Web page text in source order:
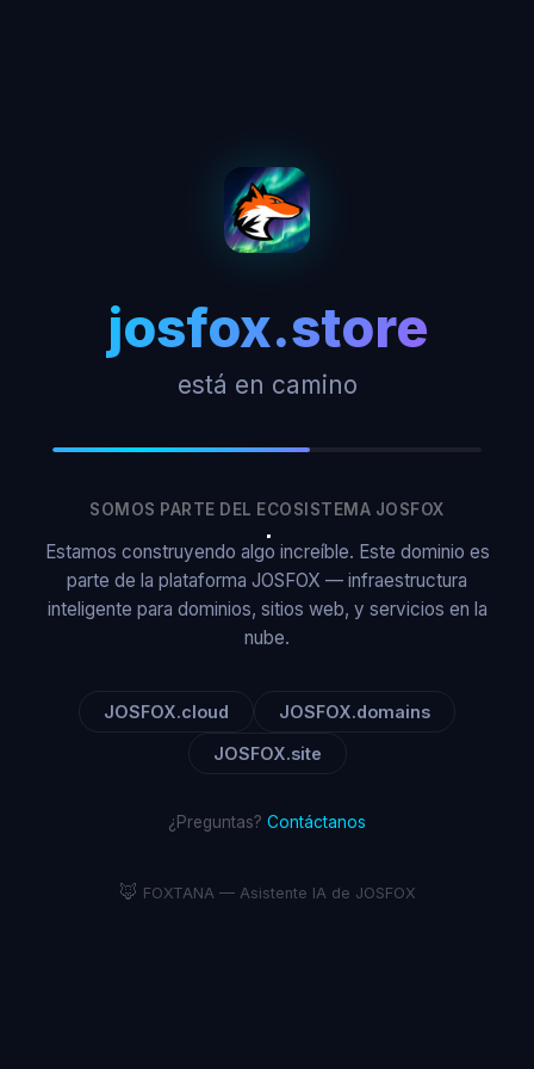
josfox.store
está en camino
SOMOS PARTE DEL ECOSISTEMA JOSFOX
Estamos construyendo algo increíble. Este dominio es
parte de la plataforma JOSFOX — infraestructura
inteligente para dominios, sitios web, y servicios en la
nube.
JOSFOX.cloud JOSFOX.domains
JOSFOX.site
¿Preguntas? Contáctanos
🦊 FOXTANA — Asistente IA de JOSFOX